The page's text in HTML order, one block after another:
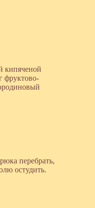
кипяченой
фруктово-
перебрать,
остудить.